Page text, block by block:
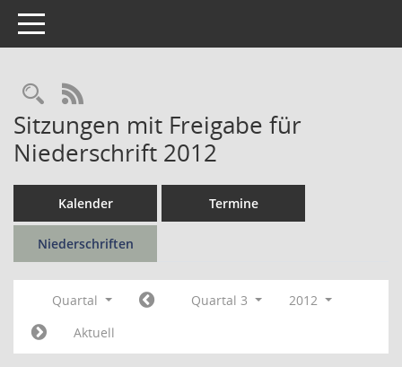
Toggle navigation
Rechercheauswahl
RSS-Feed
Sitzungen mit Freigabe für
Niederschrift 2012
Kalender Termine
Niederschriften
Quartal Quartal 3
2012
Aktuell